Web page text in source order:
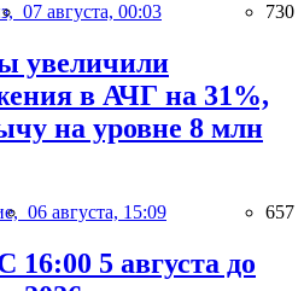
07 августа, 00:03 730
увеличили
в АЧГ на 31%,
на уровне 8 млн
06 августа, 15:09 657
16:00 5 августа до